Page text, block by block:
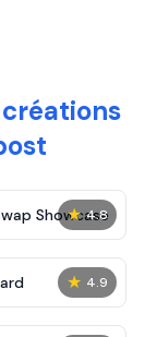
★ 4.8
Showcase
★ 4.9